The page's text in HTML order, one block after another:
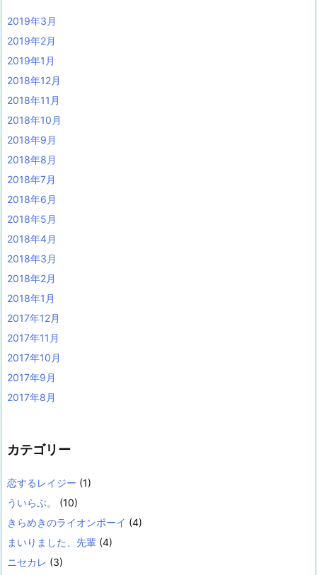
2019年3月
2019年2月
2019年1月
2018年12月
2018年11月
2018年10月
2018年9月
2018年8月
2018年7月
2018年6月
2018年5月
2018年4月
2018年3月
2018年2月
2018年1月
2017年12月
2017年11月
2017年10月
2017年9月
2017年8月
カテゴリー
恋するレイジー (1)
ういらぶ。
(10)
きらめきのライオンボーイ (4)
まいりました、先輩 (4)
ニセカレ (3)